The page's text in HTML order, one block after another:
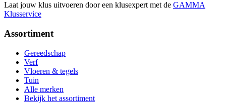
Laat jouw klus uitvoeren door een klusexpert met de GAMMA
Klusservice
Assortiment
Gereedschap
Verf
Vloeren & tegels
Tuin
Alle merken
Bekijk het assortiment